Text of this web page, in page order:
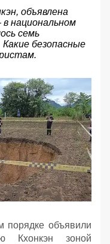
объявлена
национальном
семь
безопасные
порядке объявили
Кхонкэн зоной